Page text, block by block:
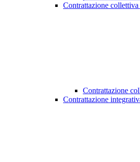
Contrattazione collettiva
Contrattazione
Contrattazione